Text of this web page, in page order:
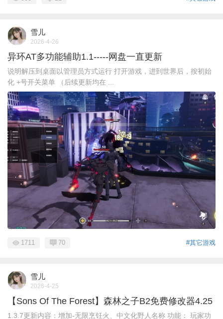
雪儿
2026-4-26
异环AT多功能辅助1.1-----网盘一直更新
说明解压到桌面以管理员方式运行 打开游戏，进到世界后，按初始
化 +号开关菜单 （后续更新均在 ...
#其它游戏
1711 70
雪儿
2026-4-25
【Sons Of The Forest】森林之子B2免费修改器4.25
1.3.7更新内容：增加-无限烹饪火、中文化野人名称 功能： 玩家功